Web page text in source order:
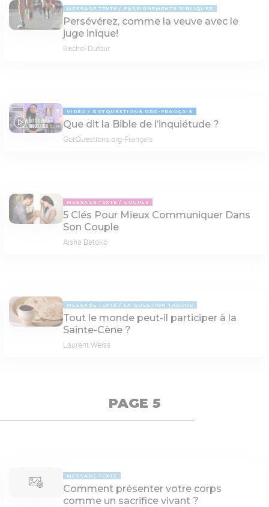
MESSAGE TEXTE ENSEIGNEMENTS BIBLIQUES
Persévérez, comme la veuve avec le
juge inique!
Rachel Dufour
02:19
VIDÉO GOTQUESTIONS.ORG-FRANÇAIS
Que dit la Bible de l’inquiétude ?
GotQuestions.org-Français
MESSAGE TEXTE COUPLE
5 Clés Pour Mieux Communiquer Dans
Son Couple
Aisha Betoko
MESSAGE TEXTE LA QUESTION TABOUE
Tout le monde peut-il participer à la
Sainte-Cène ?
Laurent Weiss
PAGE 5
MESSAGE TEXTE
Comment présenter votre corps
comme un sacrifice vivant ?